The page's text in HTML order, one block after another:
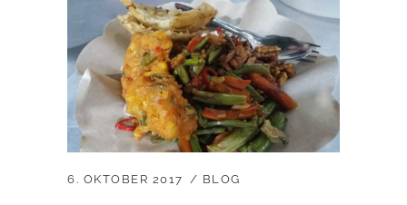
6. OKTOBER 2017 BLOG